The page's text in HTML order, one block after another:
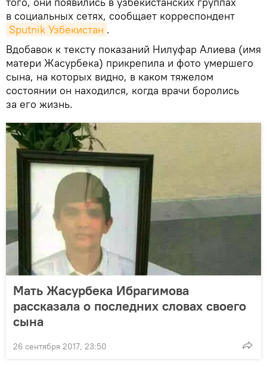
в социальных сетях, сообщает корреспондент
Sputnik Узбекистан .
Вдобавок к тексту показаний Нилуфар Алиева (имя
матери Жасурбека) прикрепила и фото умершего
сына, на которых видно, в каком тяжелом
состоянии он находился, когда врачи боролись
за его жизнь.
Мать Жасурбека Ибрагимова
рассказала о последних словах своего
сына
26 сентября 2017, 23:50